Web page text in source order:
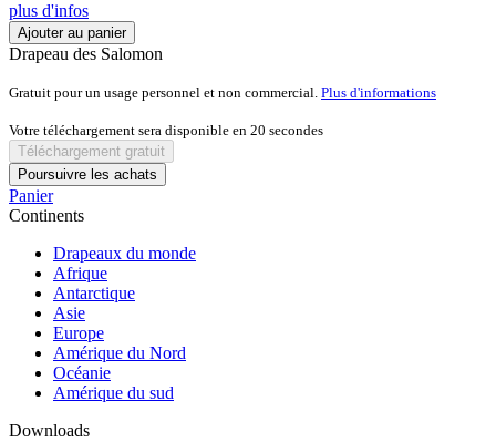
plus d'infos
Ajouter au panier
Drapeau des Salomon
Gratuit pour un usage personnel et non commercial. Plus d'informations
Votre téléchargement sera disponible en 20 secondes
Téléchargement gratuit
Poursuivre les achats
Panier
Continents
Drapeaux du monde
Afrique
Antarctique
Asie
Europe
Amérique du Nord
Océanie
Amérique du sud
Downloads